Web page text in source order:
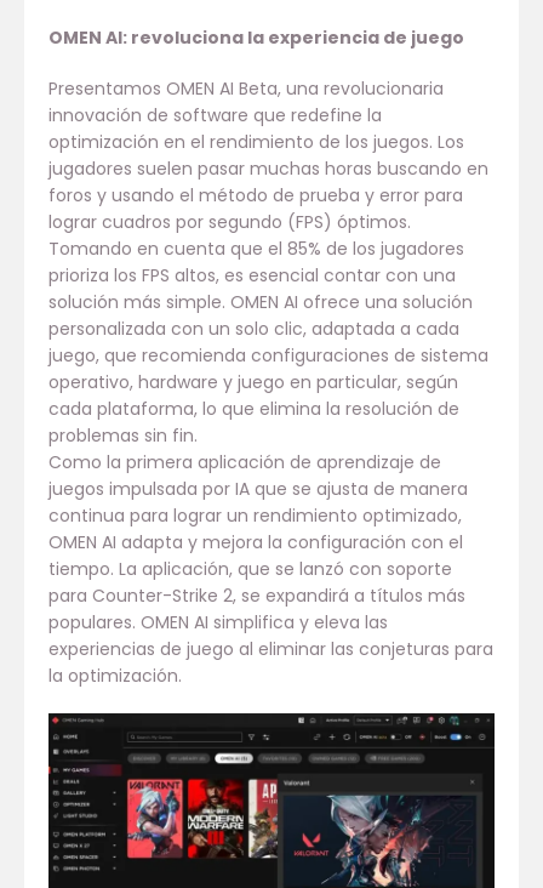
OMEN AI: revoluciona la experiencia de juego
Presentamos OMEN AI Beta, una revolucionaria
innovación de software que redefine la
optimización en el rendimiento de los juegos. Los
jugadores suelen pasar muchas horas buscando en
foros y usando el método de prueba y error para
lograr cuadros por segundo (FPS) óptimos.
Tomando en cuenta que el 85% de los jugadores
prioriza los FPS altos, es esencial contar con una
solución más simple. OMEN AI ofrece una solución
personalizada con un solo clic, adaptada a cada
juego, que recomienda configuraciones de sistema
operativo, hardware y juego en particular, según
cada plataforma, lo que elimina la resolución de
problemas sin fin.
Como la primera aplicación de aprendizaje de
juegos impulsada por IA que se ajusta de manera
continua para lograr un rendimiento optimizado,
OMEN AI adapta y mejora la configuración con el
tiempo. La aplicación, que se lanzó con soporte
para Counter-Strike 2, se expandirá a títulos más
populares. OMEN AI simplifica y eleva las
experiencias de juego al eliminar las conjeturas para
la optimización.